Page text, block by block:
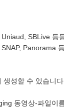
SBLive 등
Panorama
성할 수 있습니다.
동영상-파일이